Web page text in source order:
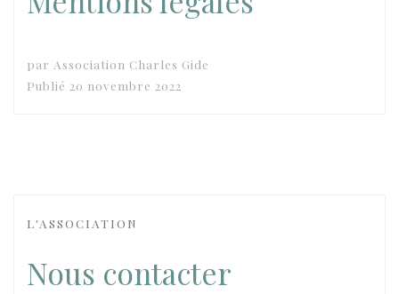
par Association Charles Gide
Publié 20 novembre 2022
L'ASSOCIATION
Nous contacter